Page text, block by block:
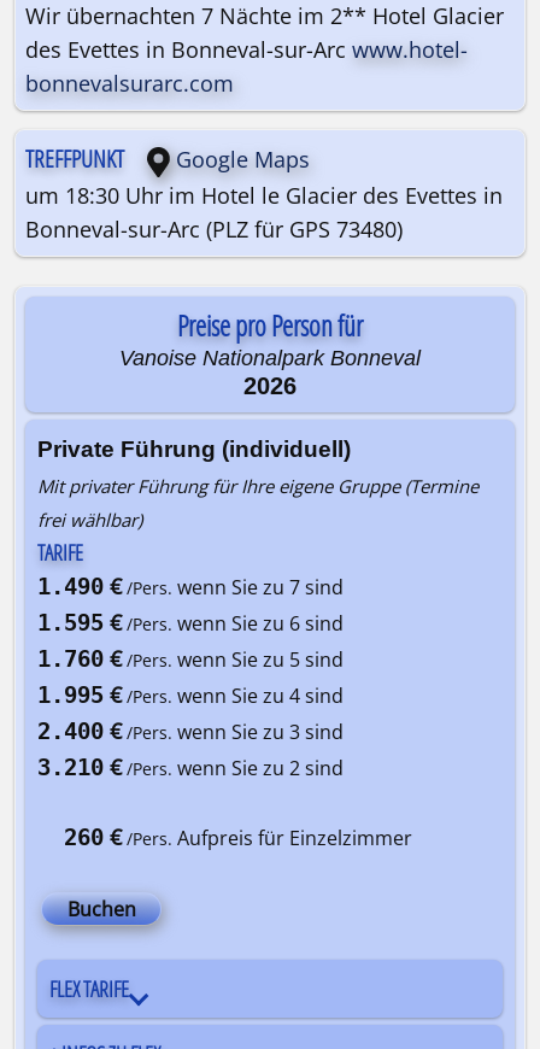
Wir übernachten 7 Nächte im 2** Hotel Glacier
des Evettes in Bonneval-sur-Arc www.hotel-
bonnevalsurarc.com
TREFFPUNKT
Google Maps
um 18:30 Uhr im Hotel le Glacier des Evettes in
Bonneval-sur-Arc (PLZ für GPS 73480)
Preise pro Person für
Vanoise Nationalpark Bonneval
2026
Private Führung (individuell)
Mit privater Führung für Ihre eigene Gruppe (Termine
frei wählbar)
TARIFE
1.490 € /Pers. wenn Sie zu 7 sind
1.595 € /Pers. wenn Sie zu 6 sind
1.760 € /Pers. wenn Sie zu 5 sind
1.995 € /Pers. wenn Sie zu 4 sind
2.400 € /Pers. wenn Sie zu 3 sind
3.210 € /Pers. wenn Sie zu 2 sind
260 € /Pers. Aufpreis für Einzelzimmer
Buchen
FLEX TARIFE